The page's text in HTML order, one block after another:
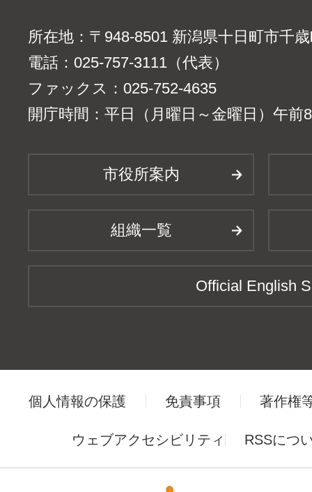
所在地：〒948-8501 新潟県十日町市千
電話：025-757-3111（代表）
ファックス：025-752-4635
開庁時間：平日（月曜日～金曜日）午前
市役所案内
組織一覧
Official English
個人情報の保護 免責事項 著作権
ウェブアクセシビリティ RSSにつ